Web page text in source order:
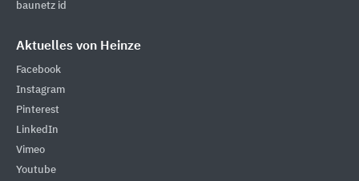
baunetz id
Aktuelles von Heinze
Facebook
Instagram
Pinterest
LinkedIn
Vimeo
Youtube